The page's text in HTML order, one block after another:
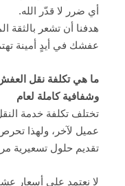
أي ضرر لا قدّر الله.
هدفنا أن تشعر
عفشك في أيدٍ أمينة
ما هي تكلفة نقل
وشفافية كاملة لعام
تختلف تكلفة خدمة
عميل لآخر، ولهذا
تقديم حلول تسعيرية
لا نعتمد على أسعار